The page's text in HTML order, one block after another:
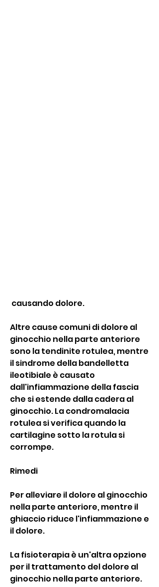
causando dolore.
Altre cause comuni di dolore al
ginocchio nella parte anteriore
sono la tendinite rotulea, mentre
il sindrome della bandelletta
ileotibiale è causato
dall'infiammazione della fascia
che si estende dalla cadera al
ginocchio. La condromalacia
rotulea si verifica quando la
cartilagine sotto la rotula si
corrompe.
Rimedi
Per alleviare il dolore al ginocchio
nella parte anteriore, mentre il
ghiaccio riduce l'infiammazione e
il dolore.
La fisioterapia è un'altra opzione
per il trattamento del dolore al
ginocchio nella parte anteriore.